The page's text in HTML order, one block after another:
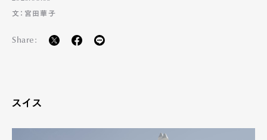
文：宮田華子
Share:
スイス